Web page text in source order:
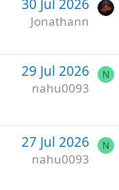
30 Jul 2026
Jonathann
29 Jul 2026
nahu0093
N
27 Jul 2026
nahu0093
N